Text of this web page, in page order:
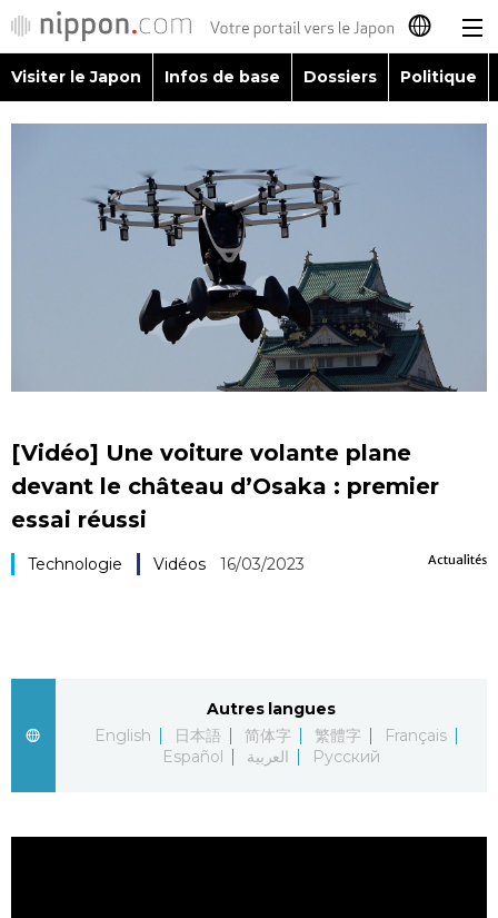
日本語
繁體字
Español
العربية
Visiter le Japon
Économie
Société
Visiter le Japon Infos de base Dossiers Politique
[Vidéo] Une voiture volante plane
devant le château d’Osaka : premier
essai réussi
Actualités
Technologie Vidéos 16/03/2023
Autres langues
English
日本語 简体字 繁體字
Français
Español
العربية Русский